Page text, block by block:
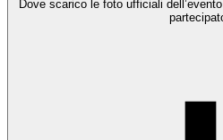
Dove scarico le foto ufficiali